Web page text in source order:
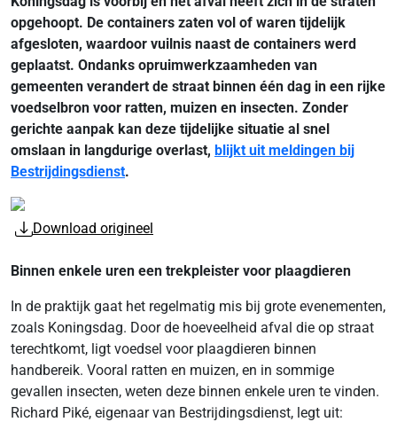
opgehoopt. De containers zaten vol of waren tijdelijk
afgesloten, waardoor vuilnis naast de containers werd
geplaatst. Ondanks opruimwerkzaamheden van
gemeenten verandert de straat binnen één dag in een rijke
voedselbron voor ratten, muizen en insecten. Zonder
gerichte aanpak kan deze tijdelijke situatie al snel
omslaan in langdurige overlast, blijkt uit meldingen bij
Bestrijdingsdienst.
Download origineel
Binnen enkele uren een trekpleister voor plaagdieren
In de praktijk gaat het regelmatig mis bij grote evenementen,
zoals Koningsdag. Door de hoeveelheid afval die op straat
terechtkomt, ligt voedsel voor plaagdieren binnen
handbereik. Vooral ratten en muizen, en in sommige
gevallen insecten, weten deze binnen enkele uren te vinden.
Richard Piké, eigenaar van Bestrijdingsdienst, legt uit: